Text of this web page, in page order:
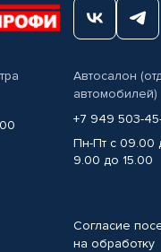
Автосалон
автомобилей)
+7 949 503-
Пн-Пт с 09.00
9.00 до 15.00
Согласие
на обработку